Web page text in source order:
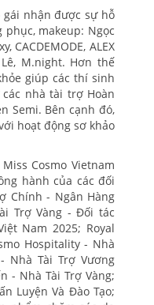
gái nhận được sự hỗ
makeup: Ngọc
CACDEMODE, ALEX
M.night. Hơn thế
giúp các thí sinh
nhà tài trợ Hoàn
Semi. Bên cạnh đó,
hoạt động sơ khảo
Cosmo Vietnam
hành của các đối
Chính - Ngân Hàng
Trợ Vàng - Đối tác
Nam 2025; Royal
Hospitality - Nhà
Nhà Tài Trợ Vương
- Nhà Tài Trợ Vàng;
Luyện Và Đào Tạo;